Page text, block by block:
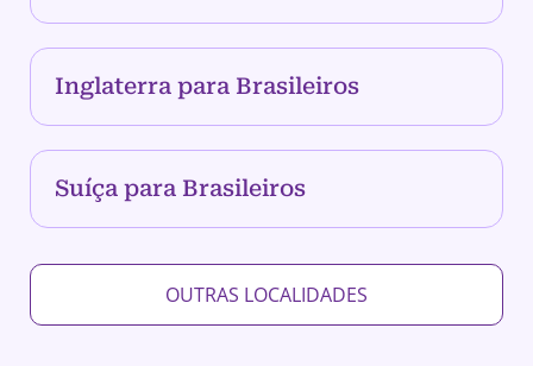
Inglaterra para Brasileiros
Suíça para Brasileiros
OUTRAS LOCALIDADES